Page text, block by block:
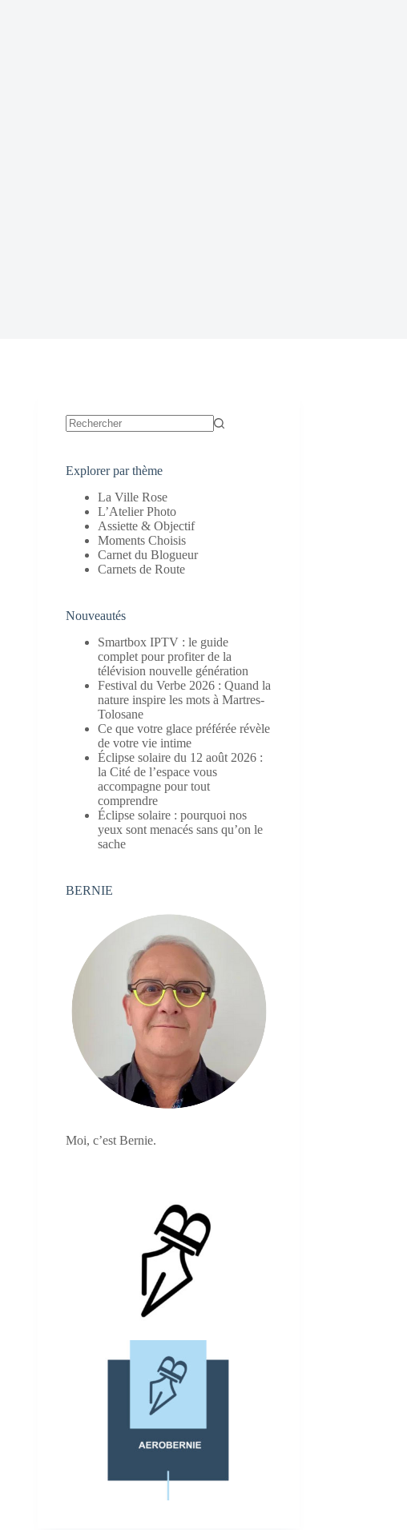
Explorer par thème
La Ville Rose
L’Atelier Photo
Assiette & Objectif
Moments Choisis
Carnet du Blogueur
Carnets de Route
Nouveautés
Smartbox IPTV : le guide
complet pour profiter de la
télévision nouvelle génération
Festival du Verbe 2026 : Quand la
nature inspire les mots à Martres-
Tolosane
Ce que votre glace préférée révèle
de votre vie intime
Éclipse solaire du 12 août 2026 :
la Cité de l’espace vous
accompagne pour tout
comprendre
Éclipse solaire : pourquoi nos
yeux sont menacés sans qu’on le
sache
BERNIE
Moi, c’est Bernie.